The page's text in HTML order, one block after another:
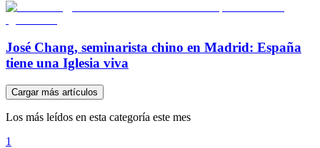
José Chang, seminarista chino en Madrid: España
tiene una Iglesia viva
Cargar más artículos
Los más leídos en esta categoría este mes
1